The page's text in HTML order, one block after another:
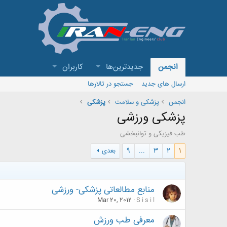
انجمن جدیدترین‌ها کاربران
ارسال های جدید
جستجو در تالارها
انجمن
پزشکی و سلامت پزشکی
پزشکی ورزشی
طب فیزیکی و توانبخشی
1
2
3
...
9
بعدی
منابع مطالعاتی پزشکی- ورزشی
S i s i l
Mar 20, 2012
معرفی طب ورزش